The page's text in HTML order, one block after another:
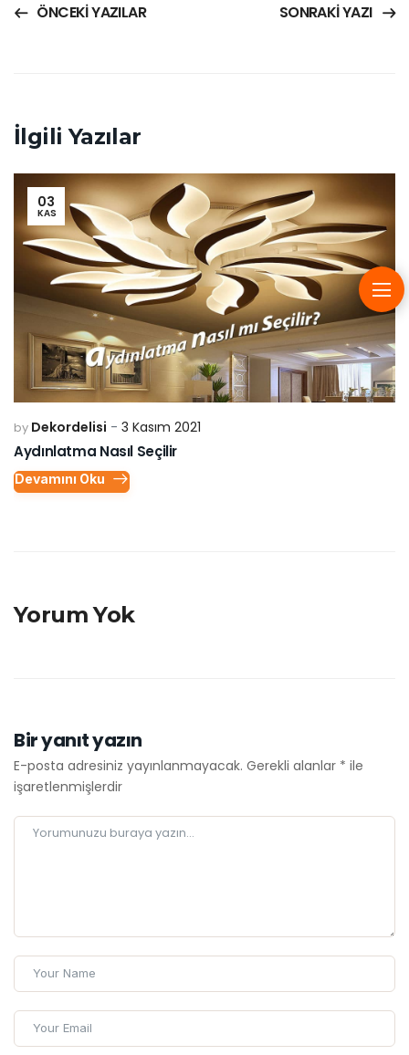
ÖNCEKI YAZILAR SONRAKI YAZI
İlgili Yazılar
03
KAS
by Dekordelisi 3 Kasım 2021
Aydınlatma Nasıl Seçilir
Devamını Oku
Yorum Yok
Bir yanıt yazın
E-posta adresiniz yayınlanmayacak. Gerekli alanlar * ile
işaretlenmişlerdir